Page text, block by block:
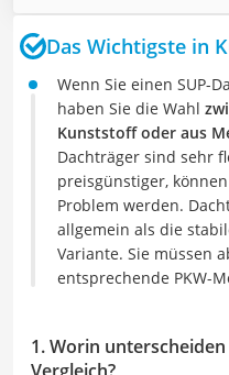
Das Wichtigste in
Wenn Sie einen SUP-
haben Sie die Wahl
Kunststoff oder aus
Dachträger sind sehr
preisgünstiger,
Problem werden.
allgemein als die
Variante. Sie müssen
entsprechende PKW-
1. Worin